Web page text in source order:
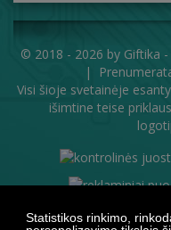
Statistikos rinkimo,
© 2018 - 2026 by Giftika
|
Visi šioje svetainėje
išimtine teise